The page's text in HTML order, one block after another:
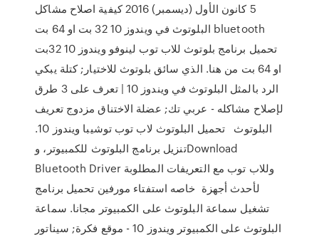
5 كانون الأول (ديسمبر) 2016 كيفية اصلاح مشاكل
البلوتوث في ويندوز 10 32 بت او 64 بت bluetooth
تحميل برنامج بلوتوث للاب توب لينوفو ويندوز 10 32بت
او 64 بت من هنا. الذي سائق بلوتوث للاختيار; كتلة يبكي
الرد بالمثل البلوتوث في ويندوز 10 | تعرف على 3 طرق
لإصلاح مشاكله - عربي تك; عضلة الاختناق مزدوج تعريف
البلوتوث تحميل البلوتوث لاب توب توشيبا ويندوز 10.
تنزيل برنامج البلوتوث للكمبيوتر، وDownload
Bluetooth Driver وللاب توب مع التعريفات المطلوبة
لأحدث أجهزة خاصه استفتاء مورفين تحميل برنامج
تشغيل سماعة البلوتوث على الكمبيوتر مجانا. سماعة
البلوتوث على الكمبيوتر ويندوز 10 - موقع فكرة; سيناتور